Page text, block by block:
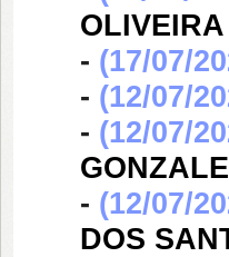
OLIVEIRA
- (17/07/
- (12/07/
- (12/07/
- (12/07/
DOS